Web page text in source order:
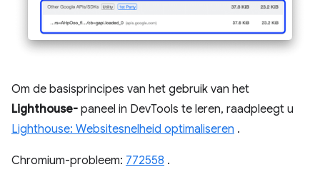
Om de basisprincipes van het gebruik van het
Lighthouse- paneel in DevTools te leren, raadpleegt u
Lighthouse: Websitesnelheid optimaliseren .
Chromium-probleem: 772558 .